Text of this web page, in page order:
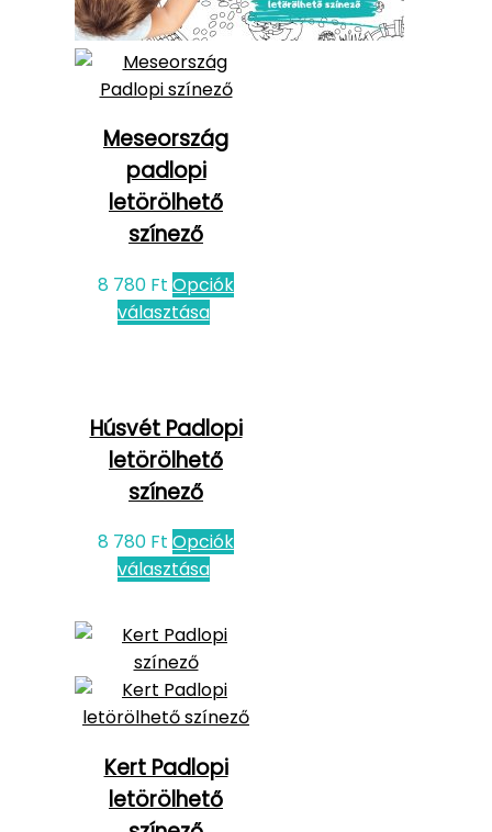
Meseország
padlopi
letörölhető
színező
8 780 Ft Opciók
választása
Húsvét Padlopi
letörölhető
színező
8 780 Ft Opciók
választása
Kert Padlopi
letörölhető